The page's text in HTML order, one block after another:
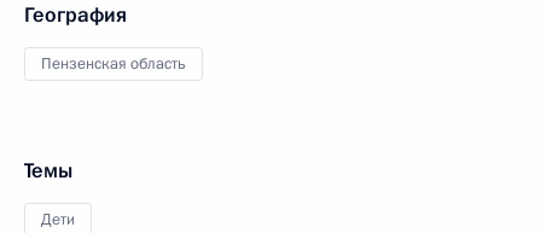
География
Пензенская область
Темы
Дети